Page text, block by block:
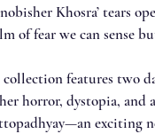
Khosra’ tears
of fear we can sense
features two
horror, dystopia, and
exciting